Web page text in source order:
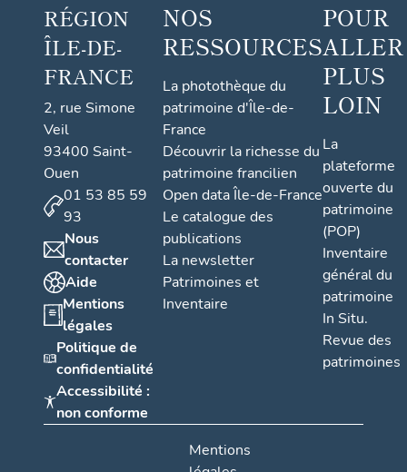
RÉGION
ÎLE-DE-
FRANCE
2, rue Simone
Veil
93400 Saint-
Ouen
01 53 85 59
93
Nous
contacter
Aide
Mentions
légales
Politique de
confidentialité
Accessibilité :
non conforme
NOS
RESSOURCES
La photothèque du
patrimoine d'Île-de-
France
Découvrir la richesse du
patrimoine francilien
Open data Île-de-France
Le catalogue des
publications
La newsletter
Patrimoines et
Inventaire
POUR
ALLER
PLUS
LOIN
La
plateforme
ouverte du
patrimoine
(POP)
Inventaire
général du
patrimoine
In Situ.
Revue des
patrimoines
Mentions